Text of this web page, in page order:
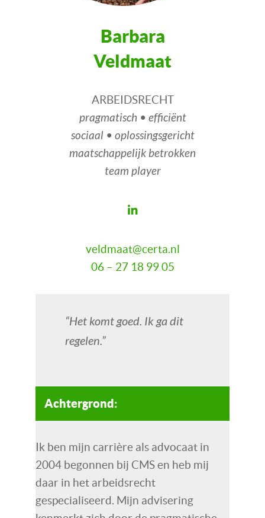
Barbara
Veldmaat
ARBEIDSRECHT
pragmatisch • efficiënt
sociaal • oplossingsgericht
maatschappelijk betrokken
team player
veldmaat@certa.nl
06 – 27 18 99 05
“Het komt goed. Ik ga dit
regelen.”
Achtergrond:
Ik ben mijn carrière als advocaat in
2004 begonnen bij CMS en heb mij
daar in het arbeidsrecht
gespecialiseerd. Mijn advisering